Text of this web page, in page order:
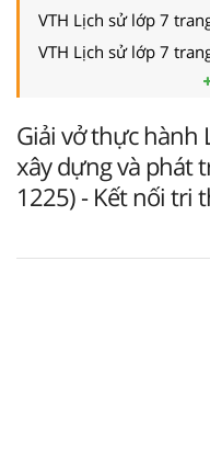
VTH Lịch sử lớp 7
VTH Lịch sử lớp 7
Giải vở thực hành
xây dựng và phát
1225) - Kết nối tri